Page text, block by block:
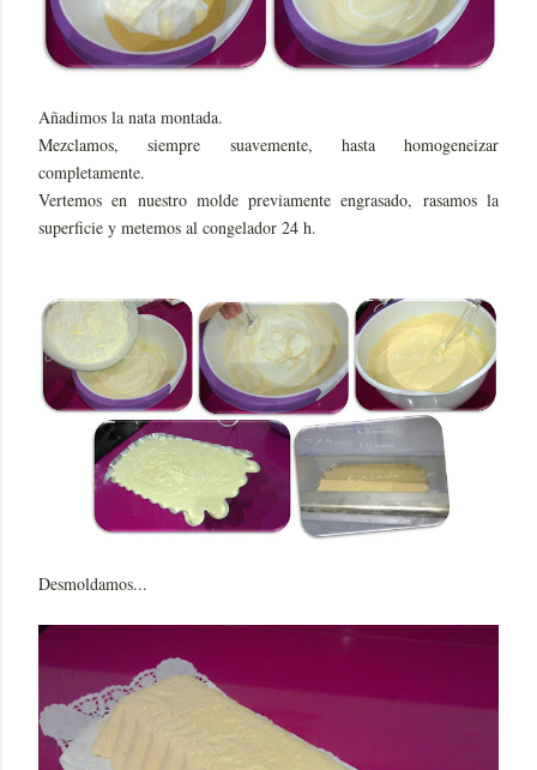
Añadimos la nata montada.
Mezclamos, siempre suavemente, hasta homogeneizar
completamente.
Vertemos en nuestro molde previamente engrasado, rasamos la
superficie y metemos al congelador 24 h.
Desmoldamos...